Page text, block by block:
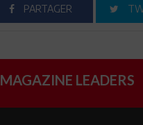
PARTAGER
MAGAZINE LEADERS